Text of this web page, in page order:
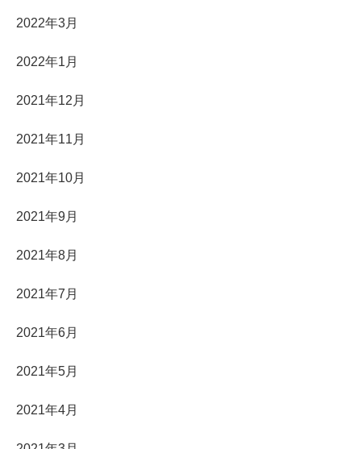
2022年3月
2022年1月
2021年12月
2021年11月
2021年10月
2021年9月
2021年8月
2021年7月
2021年6月
2021年5月
2021年4月